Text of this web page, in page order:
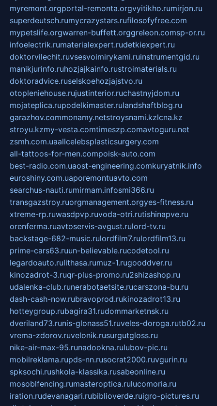
myremont.orgportal-remonta.orgvyitikho.rumirjon.ru
superdeutsch.rumycrazystars.rufilosofyfree.com
mypetslife.orgwarren-buffett.orggreleon.comsp-or.ru
infoelectrik.rumaterialexpert.rudetkiexpert.ru
doktorvilechit.ruvsesvoimirykami.ruinstrumentgid.ru
manikjurinfo.ruhozjajkainfo.rustroimaterials.ru
doktoradvice.ruselskoehozjajstvo.ru
otopleniehouse.rujustinterior.ruchastnyjdom.ru
mojateplica.rupodelkimaster.rulandshaftblog.ru
garazhov.commonamy.netstroysnami.kzlcna.kz
stroyu.kzmy-vesta.comtimeszp.comavtoguru.net
zsmh.com.uaallcelebsplasticsurgery.com
all-tattoos-for-men.compoisk-auto.com
best-radio.com.uaost-engineering.comkuryatnik.info
euroshiny.com.uaporemontuavto.com
searchus-nauti.rumirmam.infosmi366.ru
transgazstroy.ruorgmanagement.orgyes-fitness.ru
xtreme-rp.ruwasdpvp.ruvoda-otri.rutishinapve.ru
orenferma.ruavtoservis-avgust.rulord-tv.ru
backstage-682-music.rulordfilm7.rulordfilm13.ru
prime-cars63.ruun-believable.rucodetool.ru
legardoauto.rulithasa.rumuz-1.rugooddver.ru
kinozadrot-3.ruqr-plus-promo.ru2shizashop.ru
udalenka-club.runerabotaetsite.rucarszona-bu.ru
dash-cash-now.rubravoprod.rukinozadrot13.ru
hotteygroup.rubagira31.rudommarketnsk.ru
dveriland73.runis-glonass51.ruveles-doroga.rutb02.ru
vrema-zdorov.ruvelonik.rusurgutgloss.ru
nike-air-max-95.runadookna.rulubov-pic.ru
mobilreklama.rupds-nn.rusocrat2000.ruvgurin.ru
spksochi.rushkola-klassika.rusabeonline.ru
mosoblfencing.rumasteroptica.rulucomoria.ru
iration.rudevanagari.rubiblioverde.ruigro-pictures.ru